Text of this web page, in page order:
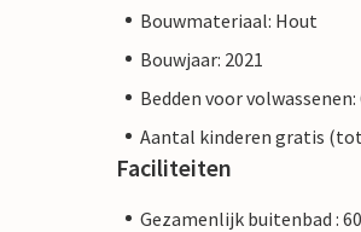
Bouwmateriaal: Hout
Bouwjaar: 2021
Bedden voor volwassenen:
Aantal kinderen gratis (tot
Faciliteiten
Gezamenlijk buitenbad :